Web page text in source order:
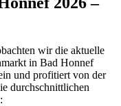
wir die aktuelle
in Bad Honnef
und profitiert von der
durchschnittlichen